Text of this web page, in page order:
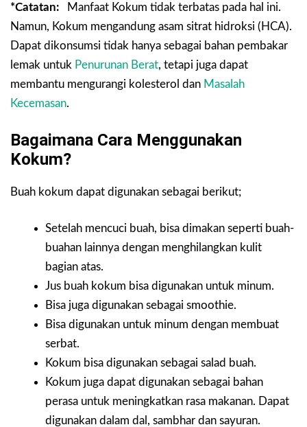
*Catatan: Manfaat Kokum tidak terbatas pada hal ini.
Namun, Kokum mengandung asam sitrat hidroksi (HCA).
Dapat dikonsumsi tidak hanya sebagai bahan pembakar
lemak untuk Penurunan Berat, tetapi juga dapat
membantu mengurangi kolesterol dan Masalah
Kecemasan.
Bagaimana Cara Menggunakan
Kokum?
Buah kokum dapat digunakan sebagai berikut;
Setelah mencuci buah, bisa dimakan seperti buah-
buahan lainnya dengan menghilangkan kulit
bagian atas.
Jus buah kokum bisa digunakan untuk minum.
Bisa juga digunakan sebagai smoothie.
Bisa digunakan untuk minum dengan membuat
serbat.
Kokum bisa digunakan sebagai salad buah.
Kokum juga dapat digunakan sebagai bahan
perasa untuk meningkatkan rasa makanan. Dapat
digunakan dalam dal, sambhar dan sayuran.